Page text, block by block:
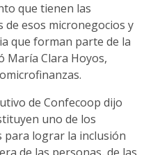
que tienen las
esos micronegocios y
que forman parte de la
María Clara Hoyos,
de Confecoop dijo
uno de los
para lograr la inclusión